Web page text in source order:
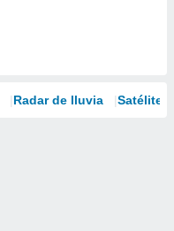
Radar de lluvia Satélites